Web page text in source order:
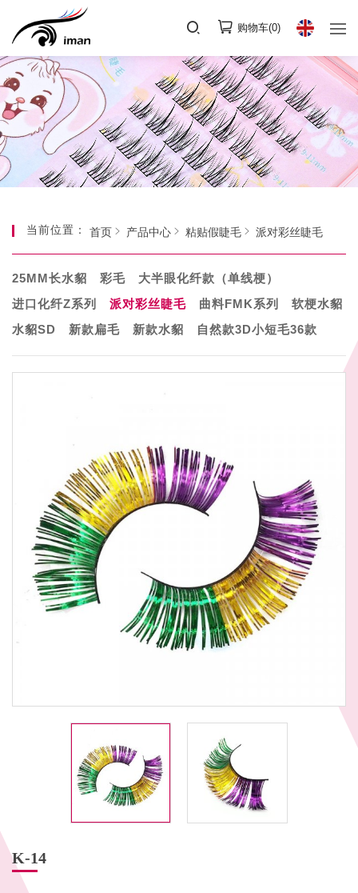
购物车(0)
当前位置： 首页 产品中心 粘贴假睫毛 派对彩丝睫毛
25MM长水貂 彩毛
大半眼化纤款（单线梗）
进口化纤Z系列
派对彩丝睫毛 曲料FMK系列
软梗水貂
水貂SD
新款扁毛 新款水貂 自然款3D小短毛36款
K-14